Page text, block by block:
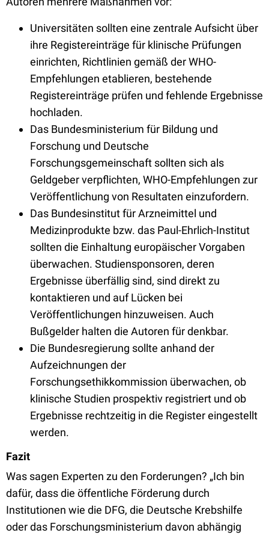
Universitäten sollten eine zentrale Aufsicht über
ihre Registereinträge für klinische Prüfungen
einrichten, Richtlinien gemäß der WHO-
Empfehlungen etablieren, bestehende
Registereinträge prüfen und fehlende Ergebnisse
hochladen.
Das Bundesministerium für Bildung und
Forschung und Deutsche
Forschungsgemeinschaft sollten sich als
Geldgeber verpflichten, WHO-Empfehlungen zur
Veröffentlichung von Resultaten einzufordern.
Das Bundesinstitut für Arzneimittel und
Medizinprodukte bzw. das Paul-Ehrlich-Institut
sollten die Einhaltung europäischer Vorgaben
überwachen. Studiensponsoren, deren
Ergebnisse überfällig sind, sind direkt zu
kontaktieren und auf Lücken bei
Veröffentlichungen hinzuweisen. Auch
Bußgelder halten die Autoren für denkbar.
Die Bundesregierung sollte anhand der
Aufzeichnungen der
Forschungsethikkommission überwachen, ob
klinische Studien prospektiv registriert und ob
Ergebnisse rechtzeitig in die Register eingestellt
werden.
Fazit
Was sagen Experten zu den Forderungen? „Ich bin
dafür, dass die öffentliche Förderung durch
Institutionen wie die DFG, die Deutsche Krebshilfe
oder das Forschungsministerium davon abhängig